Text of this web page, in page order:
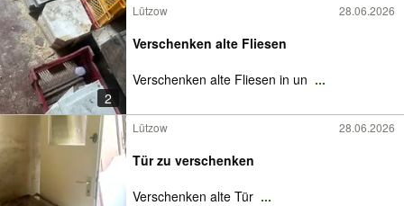
2
Lützow 28.06.2026
Verschenken alte Fliesen
Verschenken alte Fliesen in un ...
Lützow 28.06.2026
Tür zu verschenken
Verschenken alte Tür ...